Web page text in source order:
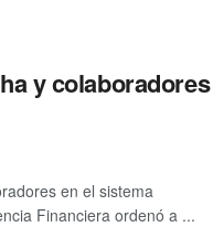
y colaboradores
en el sistema
Financiera ordenó a ...